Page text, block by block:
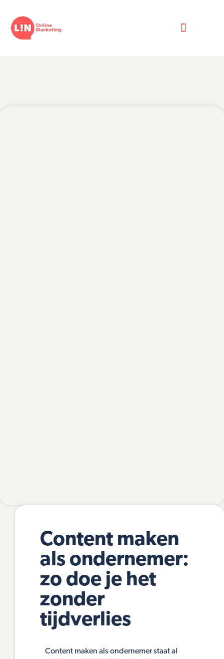
Content maken
als ondernemer:
zo doe je het
zonder
tijdverlies
Content maken als ondernemer staat al